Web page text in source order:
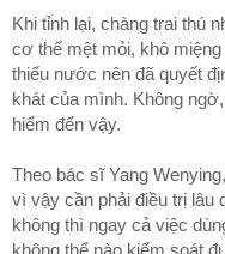
Khi tỉnh lại, chàng trai thú
cơ thể mệt mỏi, khô
thiếu nước nên đã quyết
khát của mình. Không
hiểm đến vậy.
Theo bác sĩ Yang
vì vậy cần phải điều trị lâu
không thì ngay cả việc
không thể nào kiểm soát